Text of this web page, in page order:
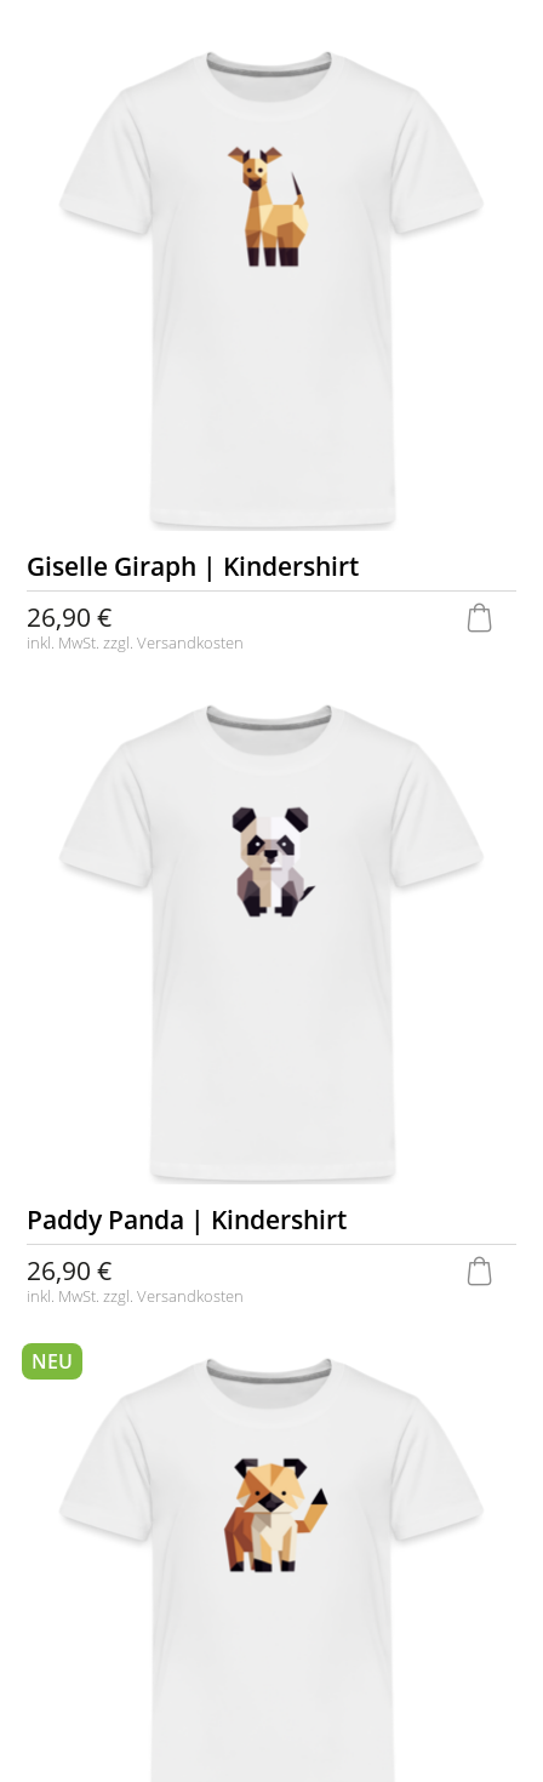
Giselle Giraph | Kindershirt
26,90 €
inkl. MwSt. zzgl.Versandkosten
Paddy Panda | Kindershirt
26,90 €
inkl. MwSt. zzgl.Versandkosten
NEU